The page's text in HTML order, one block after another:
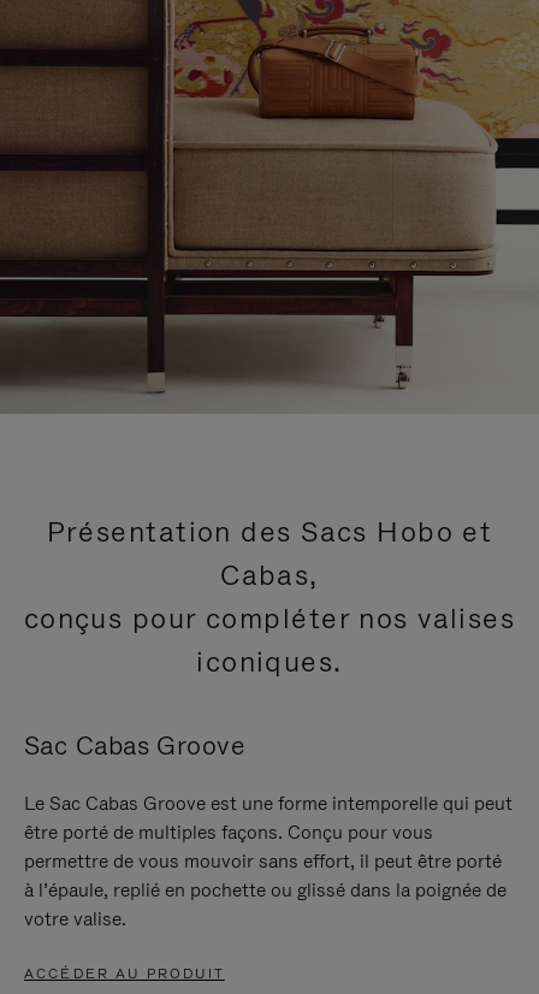
Présentation des Sacs Hobo et
Cabas,
conçus pour compléter nos valises
iconiques.
Sac Cabas Groove
Le Sac Cabas Groove est une forme intemporelle qui peut
être porté de multiples façons. Conçu pour vous
permettre de vous mouvoir sans effort, il peut être porté
à l’épaule, replié en pochette ou glissé dans la poignée de
votre valise.
ACCÉDER AU PRODUIT